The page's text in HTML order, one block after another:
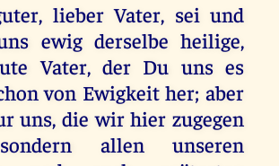
lieber Vater, sei und
ewig derselbe heilige,
Vater, der Du uns es
von Ewigkeit her; aber
uns, die wir hier zugegen
allen unseren